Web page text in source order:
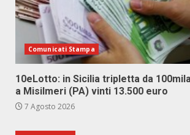
Comunicati Stampa
10eLotto: in Sicilia tripletta da
a Misilmeri (PA) vinti 13.500 euro
7 Agosto 2026